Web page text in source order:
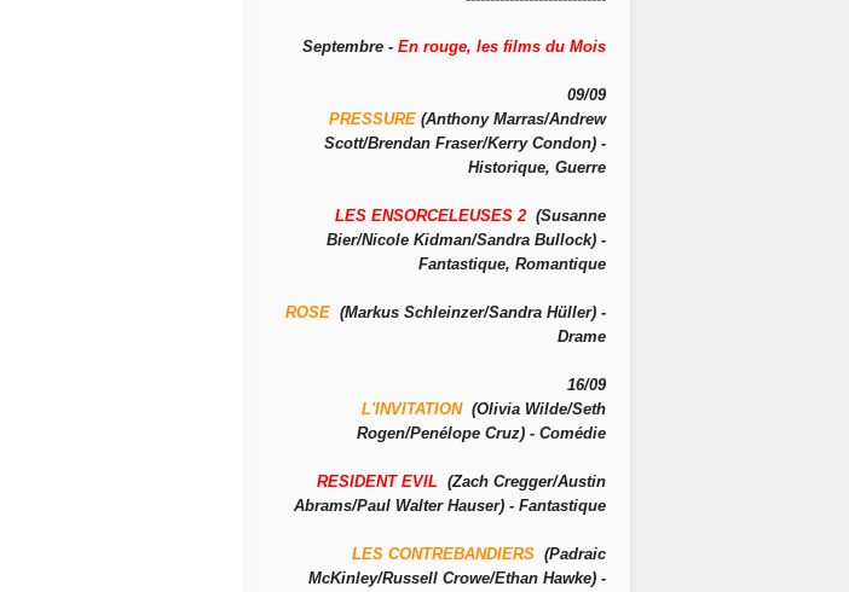
Septembre - En rouge, les films du Mois
09/09
PRESSURE (Anthony Marras/Andrew
Scott/Brendan Fraser/Kerry Condon) -
Historique, Guerre
LES ENSORCELEUSES 2 (Susanne
Bier/Nicole Kidman/Sandra Bullock) -
Fantastique, Romantique
ROSE (Markus Schleinzer/Sandra Hüller) -
Drame
16/09
L'INVITATION (Olivia Wilde/Seth
Rogen/Penélope Cruz) - Comédie
RESIDENT EVIL (Zach Cregger/Austin
Abrams/Paul Walter Hauser) - Fantastique
LES CONTREBANDIERS (Padraic
McKinley/Russell Crowe/Ethan Hawke) -